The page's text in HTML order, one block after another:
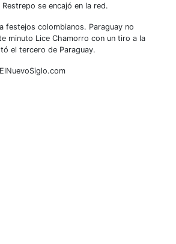
se encajó en la red.
festejos colombianos. Paraguay no
minuto Lice Chamorro con un tiro a la
el tercero de Paraguay.